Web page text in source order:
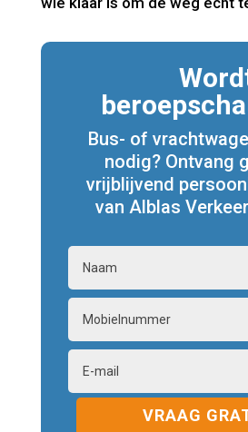
Bus- of
nodig? Ontvang
vrijblijvend
van Alblas
VRAAG